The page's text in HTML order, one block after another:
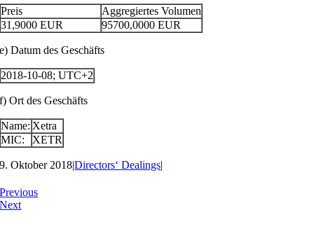
Preis
Aggregiertes Volumen
31,9000 EUR 95700,0000 EUR
e) Datum des Geschäfts
2018-10-08; UTC+2
f) Ort des Geschäfts
Name: Xetra
MIC:
XETR
9. Oktober 2018|Directors‘ Dealings|
Previous
Next